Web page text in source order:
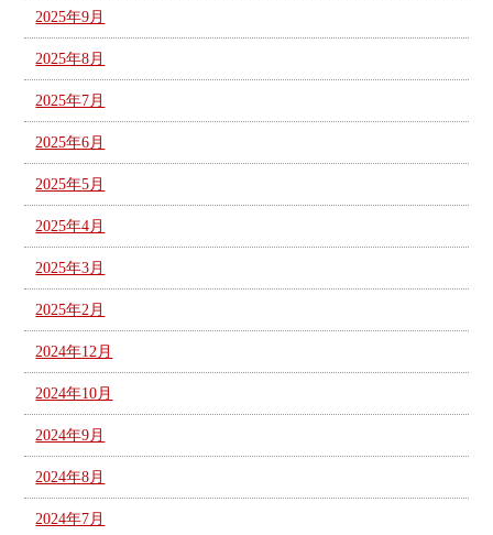
2025年9月
2025年8月
2025年7月
2025年6月
2025年5月
2025年4月
2025年3月
2025年2月
2024年12月
2024年10月
2024年9月
2024年8月
2024年7月